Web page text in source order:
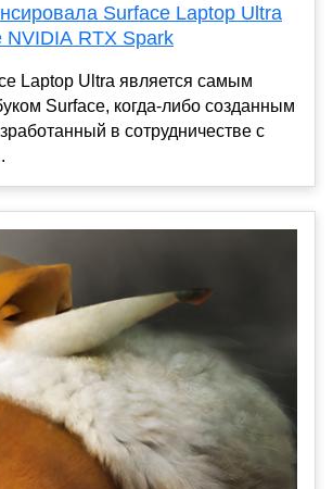
Surface Laptop Ultra
NVIDIA RTX Spark
Laptop Ultra является самым
Surface, когда-либо созданным
в сотрудничестве с